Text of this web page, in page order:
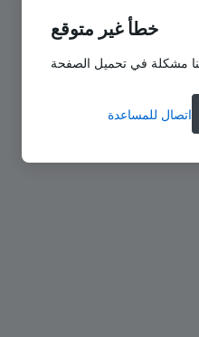
خطأ غير متوقع
مشكلة في تحميل الصفحة
اتصال للمساعدة